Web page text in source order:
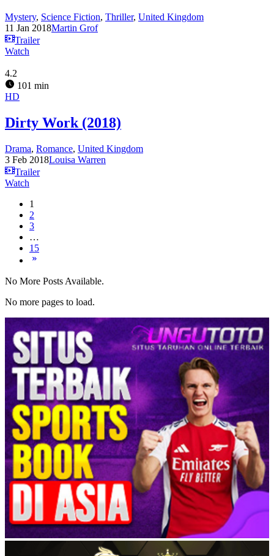
Mystery, Science Fiction, Thriller, United Kingdom
11 Jan 2018Martin Grof
Trailer
Watch
4.2
101 min
HD
Dirty Work (2018)
Drama, Romance, United Kingdom
3 Feb 2018Louisa Warren
Trailer
Watch
1
2
3
…
15
No More Posts Available.
No more pages to load.